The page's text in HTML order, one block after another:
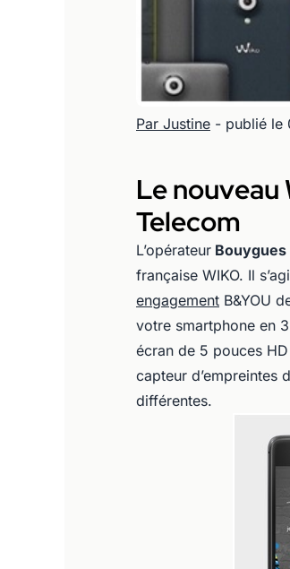
Par Justine - publié le
Le nouveau
Telecom
L’opérateur Bouygues
française WIKO. Il
engagement B&YOU
votre smartphone en
écran de 5 pouces
capteur d’empreintes
différentes.